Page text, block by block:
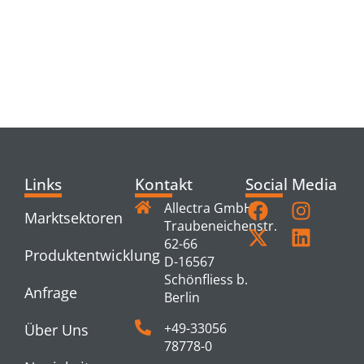
Links
Marktsektoren
Produktentwicklung
Anfrage
Über Uns
Kontakt
Allectra GmbH
Traubeneichenstr.
62-66
D-16567
Schönfliess b.
Berlin
+49-33056
78778-0
Social Media